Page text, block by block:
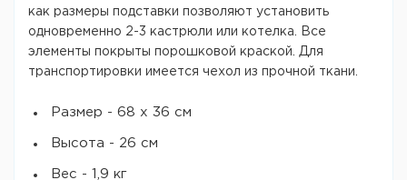
как размеры подставки позволяют установить
одновременно 2-3 кастрюли или котелка. Все
элементы покрыты порошковой краской. Для
транспортировки имеется чехол из прочной ткани.
Размер - 68 х 36 см
Высота - 26 см
Вес - 1,9 кг